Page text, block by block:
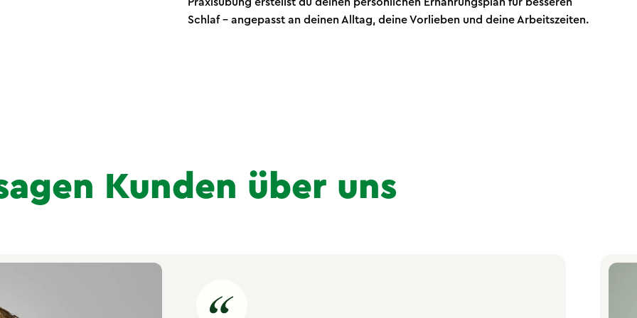
Schlaf – angepasst an deinen Alltag, deine Vorlieben und deine Arbeitszeiten.
Kunden über uns